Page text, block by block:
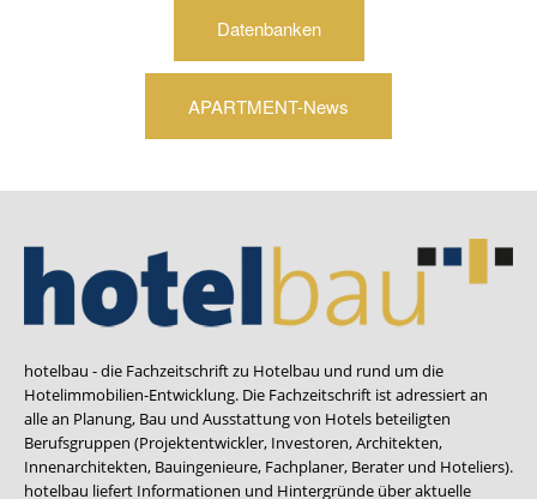
Datenbanken
APARTMENT-News
hotelbau - die Fachzeitschrift zu Hotelbau und rund um die
Hotelimmobilien-Entwicklung. Die Fachzeitschrift ist adressiert an
alle an Planung, Bau und Ausstattung von Hotels beteiligten
Berufsgruppen (Projektentwickler, Investoren, Architekten,
Innenarchitekten, Bauingenieure, Fachplaner, Berater und Hoteliers).
hotelbau liefert Informationen und Hintergründe über aktuelle